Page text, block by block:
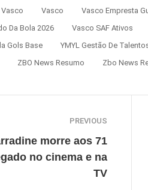
Vasco
Vasco Empresta
Da Bola 2026
Vasco SAF Ativos
Gols Base
YMYL Gestão De
ZBO News Resumo
Zbo News
PREVIOUS
morre aos 71
no cinema e na
TV